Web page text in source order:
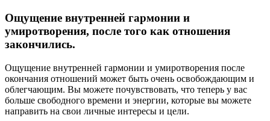
Ощущение внутренней гармонии и
умиротворения, после того как отношения
закончились.
Ощущение внутренней гармонии и умиротворения после
окончания отношений может быть очень освобождающим и
облегчающим. Вы можете почувствовать, что теперь у вас
больше свободного времени и энергии, которые вы можете
направить на свои личные интересы и цели.